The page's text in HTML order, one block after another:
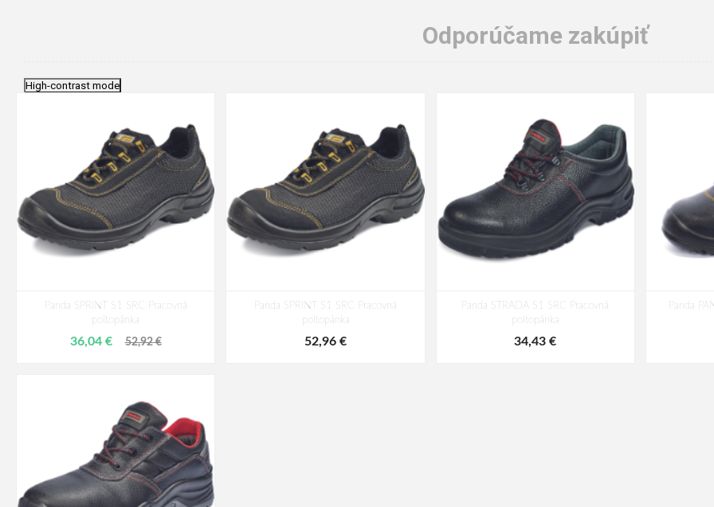
Odporúčame zakúpiť
High-contrast mode
Panda SPRINT S1 SRC Pracovná
poltopánka
36,04 € 52,92 €
Panda SPRINT S1 SRC Pracovná
poltopánka
52,96 €
Panda STRADA S1 SRC Pracovná
poltopánka
34,43 €
Panda